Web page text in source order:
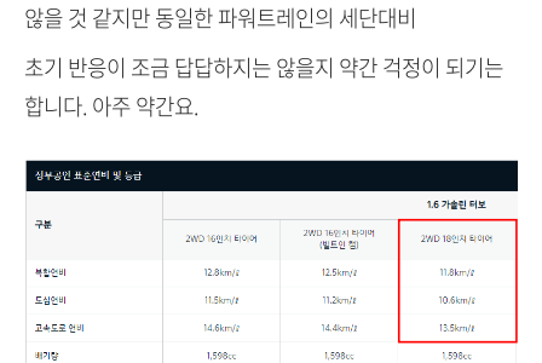
않을 것 같지만 동일한 파워트레인의 세단대비
초기 반응이 조금 답답하지는 않을지 약간 걱정이 되기는
합니다. 아주 약간요.